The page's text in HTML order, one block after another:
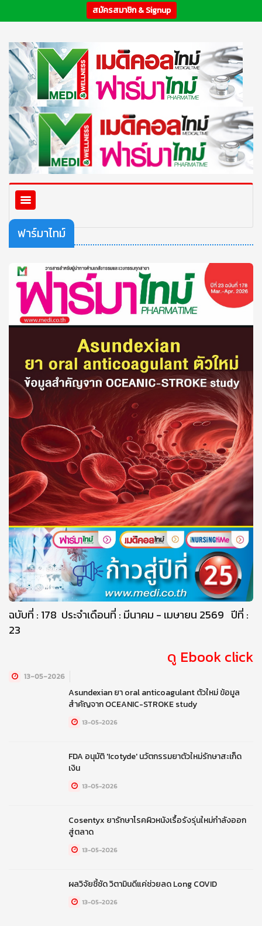
สมัครสมาชิก & Signup
ฟาร์มาไทม์
ฉบับที่ : 178 ประจำเดือนที่ : มีนาคม - เมษายน 2569 ปีที่ :
23
ดู Ebook click
13-05-2026
Asundexian ยา oral anticoagulant ตัวใหม่ ข้อมูล
สำคัญจาก OCEANIC-STROKE study
13-05-2026
FDA อนุมัติ 'Icotyde' นวัตกรรมยาตัวใหม่รักษาสะเก็ด
เงิน
13-05-2026
Cosentyx ยารักษาโรคผิวหนังเรื้อรังรุ่นใหม่กำลังออก
สู่ตลาด
13-05-2026
ผลวิจัยชี้ชัด วิตามินดีแค่ช่วยลด Long COVID
13-05-2026